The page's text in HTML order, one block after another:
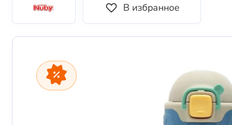
В избранное